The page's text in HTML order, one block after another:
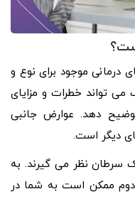
درمانی موجود برای نوع و
تواند خطرات و مزایای
دهد. عوارض جانبی
دیگر است.
سرطان نظر می گیرند. به
دوم ممکن است به شما در